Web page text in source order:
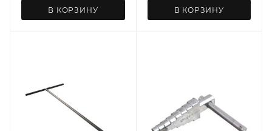
В КОРЗИНУ В КОРЗИНУ